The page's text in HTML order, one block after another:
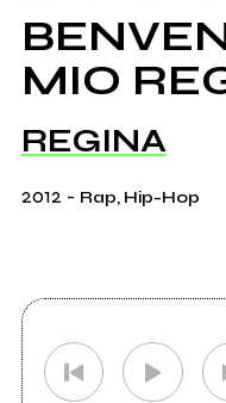
MIO
REGINA
2012 - Rap, Hip-Hop